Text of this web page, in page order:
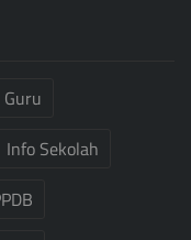
Info Sekolah